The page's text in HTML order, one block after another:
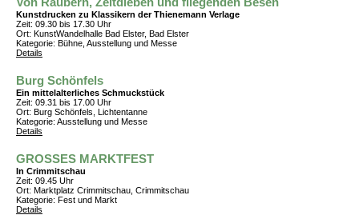
Kunstdrucken zu Klassikern der Thienemann Verlage
Zeit: 09.30 bis 17.30 Uhr
Ort: KunstWandelhalle Bad Elster, Bad Elster
Kategorie: Bühne, Ausstellung und Messe
Details
Burg Schönfels
Ein mittelalterliches Schmuckstück
Zeit: 09.31 bis 17.00 Uhr
Ort: Burg Schönfels, Lichtentanne
Kategorie: Ausstellung und Messe
Details
GROSSES MARKTFEST
In Crimmitschau
Zeit: 09.45 Uhr
Ort: Marktplatz Crimmitschau, Crimmitschau
Kategorie: Fest und Markt
Details